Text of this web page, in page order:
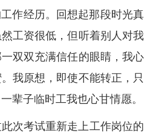
作经历。回想起那段时光真
工资很低，但听着别人对我
双双充满信任的眼睛，我心
我原想，即使不能转正，只
辈子临时工我也心甘情愿。
次考试重新走上工作岗位的